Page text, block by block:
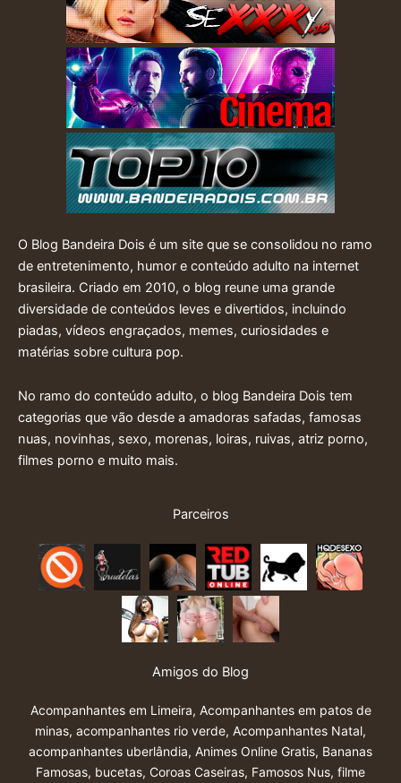
O Blog Bandeira Dois é um site que se consolidou no ramo
de entretenimento, humor e conteúdo adulto na internet
brasileira. Criado em 2010, o blog reune uma grande
diversidade de conteúdos leves e divertidos, incluindo
piadas, vídeos engraçados, memes, curiosidades e
matérias sobre cultura pop.
No ramo do conteúdo adulto, o blog Bandeira Dois tem
categorias que vão desde a amadoras safadas, famosas
nuas, novinhas, sexo, morenas, loiras, ruivas, atriz porno,
filmes porno e muito mais.
Parceiros
Amigos do Blog
Acompanhantes em Limeira, Acompanhantes em patos de
minas, acompanhantes rio verde, Acompanhantes Natal,
acompanhantes uberlândia, Animes Online Gratis, Bananas
Famosas, bucetas, Coroas Caseiras, Famosos Nus, filme